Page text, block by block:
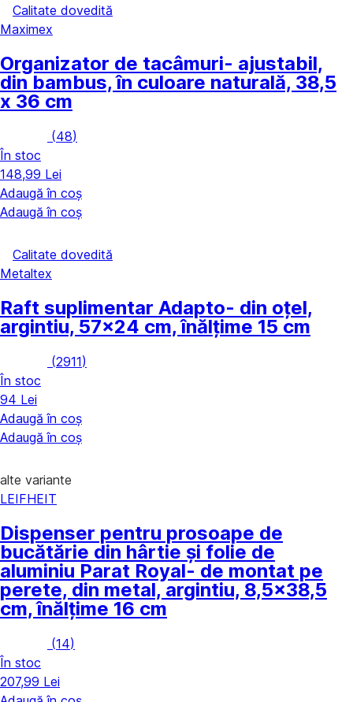
Calitate dovedită
Maximex
Organizator de tacâmuri- ajustabil,
din bambus, în culoare naturală, 38,5
x 36 cm
(48)
În stoc
148,99 Lei
Adaugă în coș
Adaugă în coș
Calitate dovedită
Metaltex
Raft suplimentar Adapto- din oțel,
argintiu, 57x24 cm, înălțime 15 cm
(2911)
În stoc
94 Lei
Adaugă în coș
Adaugă în coș
alte variante
LEIFHEIT
Dispenser pentru prosoape de
bucătărie din hârtie și folie de
aluminiu Parat Royal- de montat pe
perete, din metal, argintiu, 8,5x38,5
cm, înălțime 16 cm
(14)
În stoc
207,99 Lei